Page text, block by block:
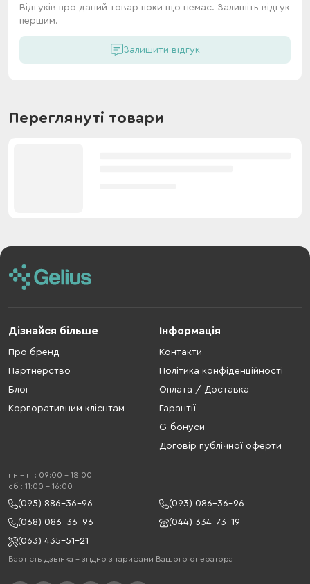
Відгуків про даний товар поки що немає. Залишіть відгук
першим.
Залишити відгук
Переглянуті товари
Дізнайся більше
Про бренд
Партнерство
Блог
Корпоративним клієнтам
Інформація
Контакти
Політика конфіденційності
Оплата / Доставка
Гарантії
G-бонуси
Договір публічної оферти
пн - пт: 09:00 - 18:00
cб : 11:00 - 16:00
(095) 886-36-96
(093) 086-36-96
(068) 086-36-96
(044) 334-73-19
(063) 435-51-21
Вартість дзвінка – згідно з тарифами Вашого оператора